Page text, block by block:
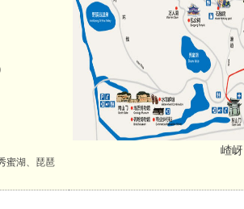
蜜湖、琵琶
嵖